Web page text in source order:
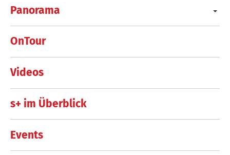
Panorama
OnTour
Videos
s+ im Überblick
Events